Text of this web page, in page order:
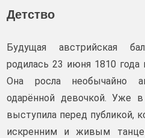
Детство
Будущая австрийская
родилась 23 июня 1810 года
Она росла необычайно
одарённой девочкой. Уже
выступила перед публикой,
искренним и живым